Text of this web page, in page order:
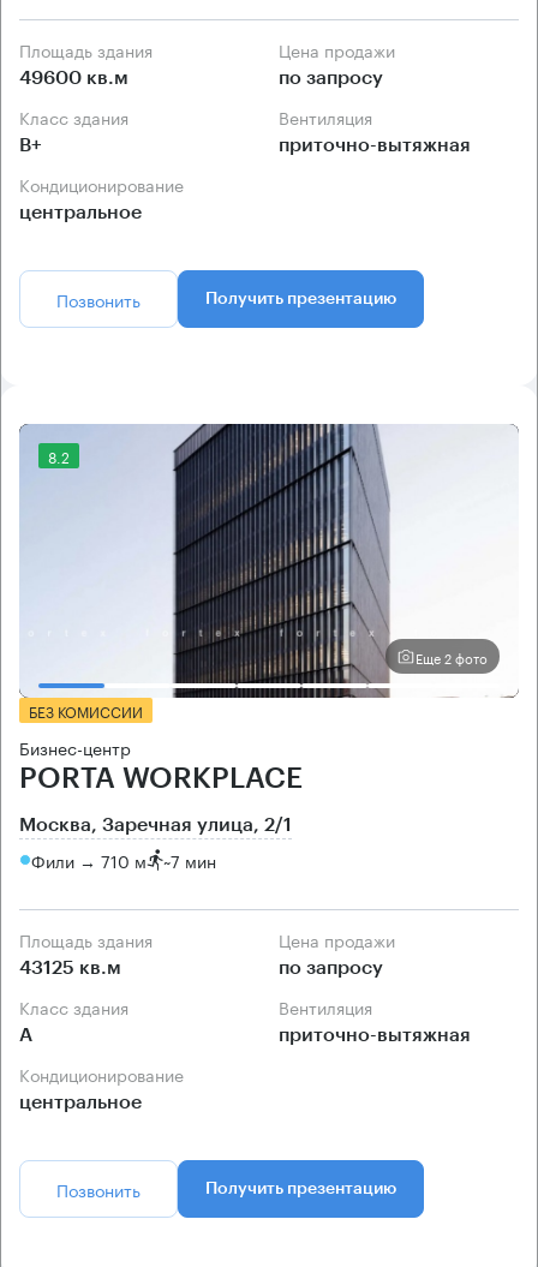
Площадь здания
49600 кв.м
Цена продажи
по запросу
Класс здания
B+
Вентиляция
приточно-вытяжная
Кондиционирование
центральное
Позвонить Получить презентацию
8.2
Еще 2 фото
БЕЗ КОМИССИИ
Бизнес-центр
PORTA WORKPLACE
Москва, Заречная улица, 2/1
Фили → 710 м ~7 мин
Площадь здания
43125 кв.м
Цена продажи
по запросу
Класс здания
А
Вентиляция
приточно-вытяжная
Кондиционирование
центральное
Позвонить Получить презентацию